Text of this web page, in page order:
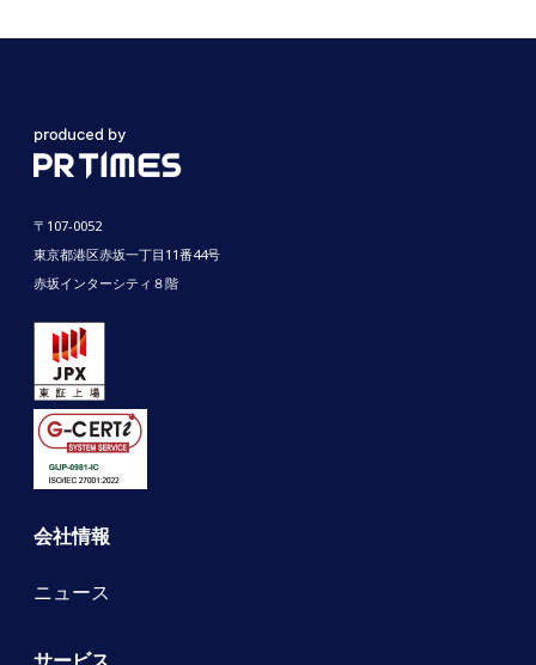
〒107-0052
東京都港区赤坂一丁目11番44号
赤坂インターシティ８階
会社情報
ニュース